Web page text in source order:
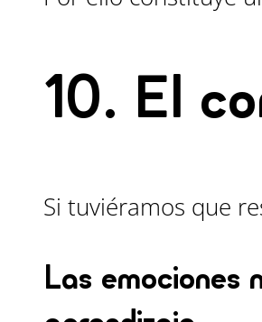
10. El
Si tuviéramos que
Las emociones